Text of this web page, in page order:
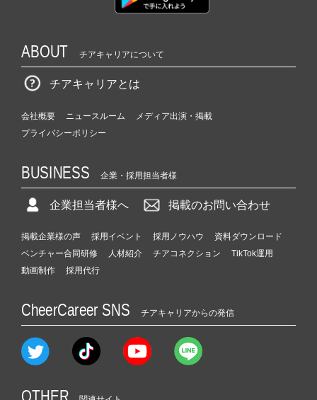
ABOUT チアキャリアについて
チアキャリアとは
会社概要 ニュースルーム
メディア出演・掲載
プライバシーポリシー
BUSINESS 企業・採用担当者様
企業担当者様へ 掲載のお問い合わせ
掲載企業様の声 採用イベント 採用ノウハウ
資料ダウンロード
ベンチャー合同研修
人材紹介 チアコネクション
TikTok運用
動画制作
採用代行
CheerCareer SNS チアキャリアからの発信